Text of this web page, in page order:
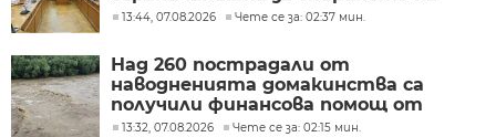
тежкотоварния трафик
13:44, 07.08.2026 Чете се за: 02:37 мин.
Над 260 пострадали от
наводненията домакинства са
получили финансова помощ от
Социалното министерство
13:32, 07.08.2026 Чете се за: 02:15 мин.